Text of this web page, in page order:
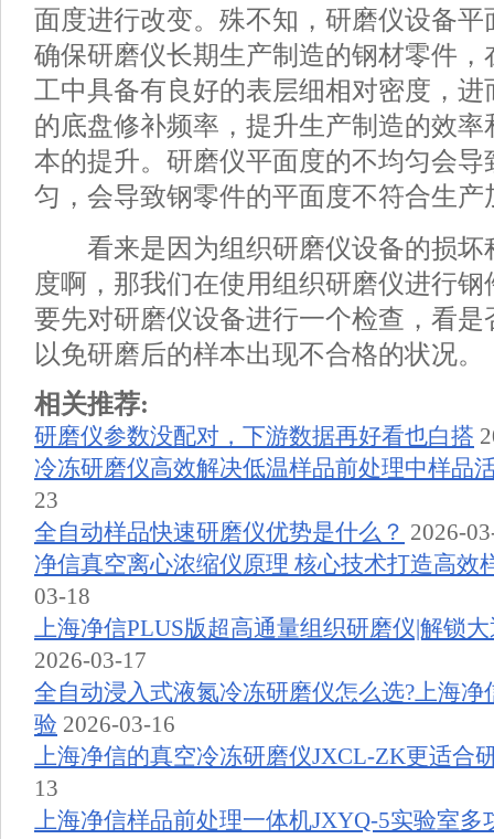
面度进行改变。殊不知，研磨仪设备平
确保研磨仪长期生产制造的钢材零件，
工中具备有良好的表层细相对密度，进
的底盘修补频率，提升生产制造的效
本的提升。研磨仪平面度的不均匀会导
匀，会导致钢零件的平面度不符合生产
看来是因为组织研磨仪设备的损坏
度啊，那我们在使用组织研磨仪进行
要先对研磨仪设备进行一个检查，看是
以免研磨后的样本出现不合格的状况。
相关推荐:
研磨仪参数没配对，下游数据再好看也白搭
冷冻研磨仪高效解决低温样品前处理中样品
23
全自动样品快速研磨仪优势是什么？ 2026-
净信真空离心浓缩仪原理 核心技术打造高效
03-18
上海净信PLUS版超高通量组织研磨仪|解锁
2026-03-17
全自动浸入式液氮冷冻研磨仪怎么选?上海
验 2026-03-16
上海净信的真空冷冻研磨仪JXCL-ZK更适合
13
上海净信样品前处理一体机JXYQ-5实验室